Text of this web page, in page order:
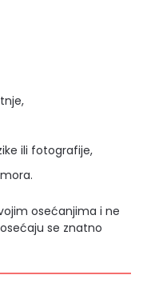
ili fotografije,
osećanjima i ne
se znatno